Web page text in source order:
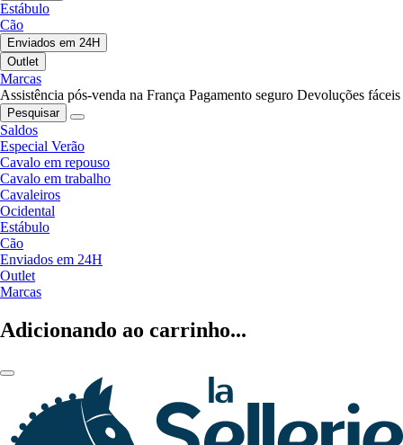
Estábulo
Cão
Enviados em 24H
Outlet
Marcas
Assistência pós-venda na França Pagamento seguro Devoluções fáceis
Pesquisar
Saldos
Especial Verão
Cavalo em repouso
Cavalo em trabalho
Cavaleiros
Ocidental
Estábulo
Cão
Enviados em 24H
Outlet
Marcas
Adicionando ao carrinho...